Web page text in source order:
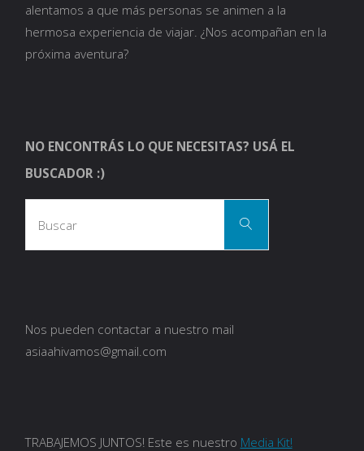
alentamos a que más personas se animen a la
hermosa experiencia de viajar. ¿Nos acompañan en la
próxima aventura?
NO ENCONTRÁS LO QUE NECESITAS? USÁ EL
BUSCADOR :)
Buscar
Nos pueden contactar a nuestro mail
asiaahivamos@gmail.com
TRABAJEMOS JUNTOS! Este es nuestro Media Kit!